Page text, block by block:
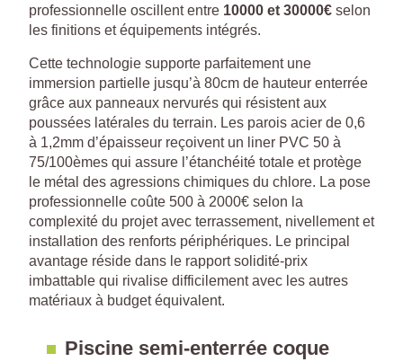
professionnelle oscillent entre 10000 et 30000€ selon
les finitions et équipements intégrés.
Cette technologie supporte parfaitement une
immersion partielle jusqu’à 80cm de hauteur enterrée
grâce aux panneaux nervurés qui résistent aux
poussées latérales du terrain. Les parois acier de 0,6
à 1,2mm d’épaisseur reçoivent un liner PVC 50 à
75/100èmes qui assure l’étanchéité totale et protège
le métal des agressions chimiques du chlore. La pose
professionnelle coûte 500 à 2000€ selon la
complexité du projet avec terrassement, nivellement et
installation des renforts périphériques. Le principal
avantage réside dans le rapport solidité-prix
imbattable qui rivalise difficilement avec les autres
matériaux à budget équivalent.
Piscine semi-enterrée coque